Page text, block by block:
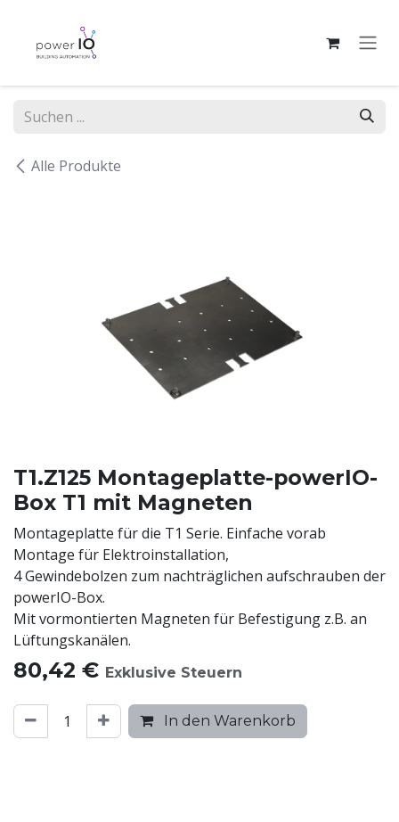
Alle Produkte
T1.Z125 Montageplatte-powerIO-
Box T1 mit Magneten
Montageplatte für die T1 Serie. Einfache vorab
Montage für Elektroinstallation,
4 Gewindebolzen zum nachträglichen aufschrauben der
powerIO-Box.
Mit vormontierten Magneten für Befestigung z.B. an
Lüftungskanälen.
80,42 € Exklusive Steuern
In den Warenkorb